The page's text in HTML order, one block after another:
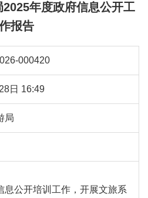
年度政府信息公开工
报告
000420
日 16:49
局
息公开培训工作，开展文旅系